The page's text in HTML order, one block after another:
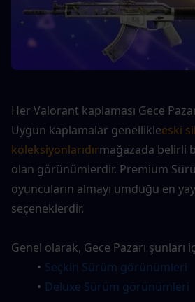
Her Valorant kaplaması Gece
Uygun kaplamalar genellikleeski
koleksiyonlarıdırmağazada belirli
olan görünümlerdir. Premium
oyuncuların almayı umduğu en
seçeneklerdir.
Genel olarak, Gece Pazarı şunları
Seçkin Sürüm görünümleri
Deluxe Sürüm görünümleri